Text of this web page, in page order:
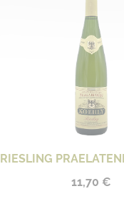
RIESLING
11,70 €